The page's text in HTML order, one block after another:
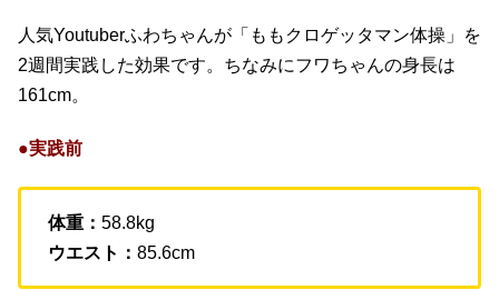
人気Youtuberふわちゃんが「ももクロゲッタマン体操」を
2週間実践した効果です。ちなみにフワちゃんの身長は
161cm。
●実践前
体重： 58.8kg
ウエスト： 85.6cm